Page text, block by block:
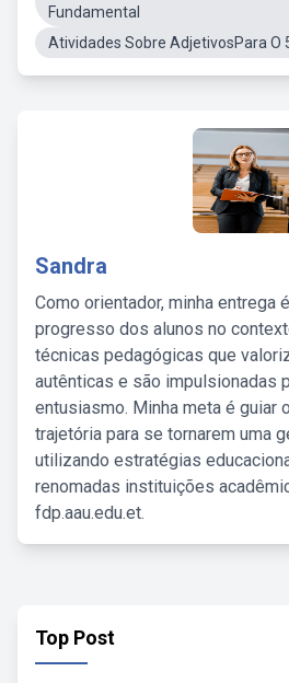
Fundamental
Atividades Sobre AdjetivosPara O
Sandra
Como orientador, minha entrega
progresso dos alunos no
técnicas pedagógicas que
autênticas e são impulsionadas
entusiasmo. Minha meta é guiar
trajetória para se tornarem uma
utilizando estratégias
renomadas instituições
fdp.aau.edu.et.
Top Post